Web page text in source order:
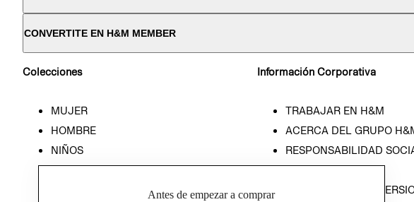
CONVERTITE EN H&M MEMBER
Colecciones
MUJER
HOMBRE
NIÑOS
HOME
Información Corporativa
TRABAJAR EN H&M
ACERCA DEL GRUPO
RESPONSABILIDAD
PRENSA
RELACIÓN CON
Antes de empezar a comprar